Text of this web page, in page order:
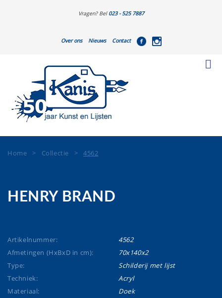
Vragen? Bel 023 - 525 7887
Over ons Nieuws Contact
Home > Collectie >4562
HENRY BRAND
Artikelnummer:
4562
Afmetingen (HxBxD in cm):
70x140x2
Type:
Schilderij met lijst
Techniek:
Acryl
Materiaal:
Doek